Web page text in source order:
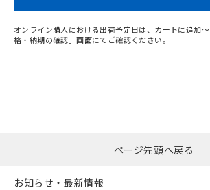
オンライン購入における出荷予定日は、カートに追加
格・納期の確認」画面にてご確認ください。
ページ先頭へ戻る
お知らせ・最新情報